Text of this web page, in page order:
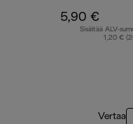
5,90 €
Sisältää ALV-
1,20 €
Vertaa